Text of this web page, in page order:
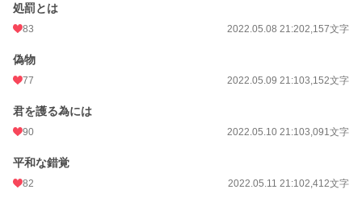
処罰とは
83 2022.05.08 21:202,157文字
偽物
77 2022.05.09 21:103,152文字
君を護る為には
90 2022.05.10 21:103,091文字
平和な錯覚
82 2022.05.11 21:102,412文字